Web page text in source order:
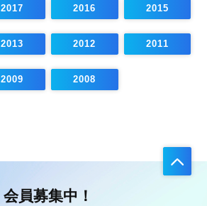
2017 2016 2015
2013 2012 2011
2009 2008
会員募集中！